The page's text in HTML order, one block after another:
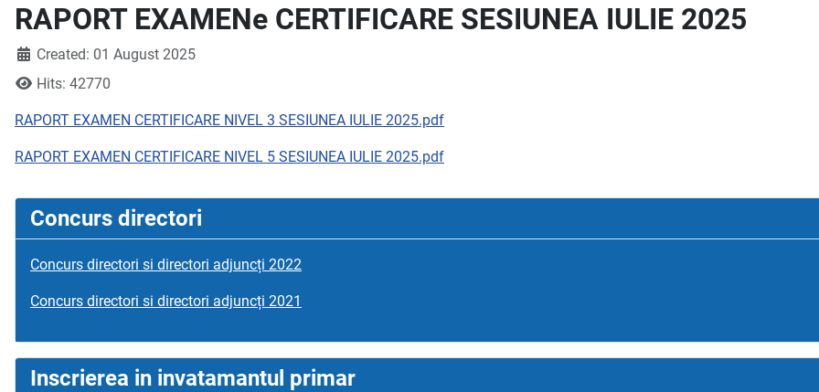
RAPORT EXAMENe CERTIFICARE SESIUNEA IULIE 2025
Created: 01 August 2025
Hits: 42770
RAPORT EXAMEN CERTIFICARE NIVEL 3 SESIUNEA IULIE 2025.pdf
RAPORT EXAMEN CERTIFICARE NIVEL 5 SESIUNEA IULIE 2025.pdf
Concurs directori
Concurs directori si directori adjuncți 2022
Concurs directori si directori adjuncți 2021
Inscrierea in invatamantul primar